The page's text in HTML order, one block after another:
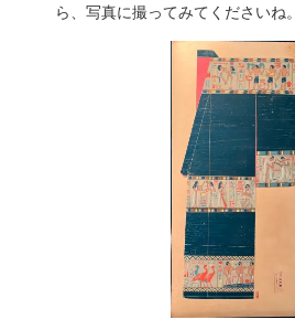
ら、写真に撮ってみてくださいね。